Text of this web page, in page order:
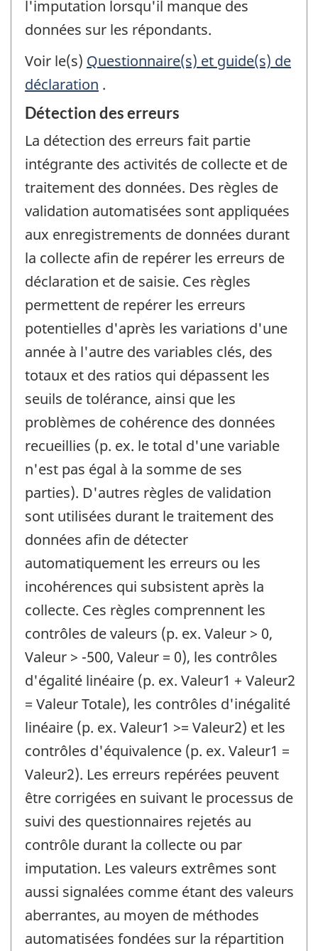
l'imputation lorsqu'il manque des
données sur les répondants.
Voir le(s) Questionnaire(s) et guide(s) de
déclaration .
Détection des erreurs
La détection des erreurs fait partie
intégrante des activités de collecte et de
traitement des données. Des règles de
validation automatisées sont appliquées
aux enregistrements de données durant
la collecte afin de repérer les erreurs de
déclaration et de saisie. Ces règles
permettent de repérer les erreurs
potentielles d'après les variations d'une
année à l'autre des variables clés, des
totaux et des ratios qui dépassent les
seuils de tolérance, ainsi que les
problèmes de cohérence des données
recueillies (p. ex. le total d'une variable
n'est pas égal à la somme de ses
parties). D'autres règles de validation
sont utilisées durant le traitement des
données afin de détecter
automatiquement les erreurs ou les
incohérences qui subsistent après la
collecte. Ces règles comprennent les
contrôles de valeurs (p. ex. Valeur > 0,
Valeur > -500, Valeur = 0), les contrôles
d'égalité linéaire (p. ex. Valeur1 + Valeur2
= Valeur Totale), les contrôles d'inégalité
linéaire (p. ex. Valeur1 >= Valeur2) et les
contrôles d'équivalence (p. ex. Valeur1 =
Valeur2). Les erreurs repérées peuvent
être corrigées en suivant le processus de
suivi des questionnaires rejetés au
contrôle durant la collecte ou par
imputation. Les valeurs extrêmes sont
aussi signalées comme étant des valeurs
aberrantes, au moyen de méthodes
automatisées fondées sur la répartition